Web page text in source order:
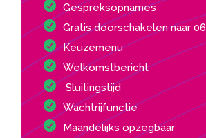
Gespreksopnames
Gratis doorschakelen naar 06
Keuzemenu
Welkomstbericht
Sluitingstijd
Wachtrijfunctie
Maandelijks opzegbaar